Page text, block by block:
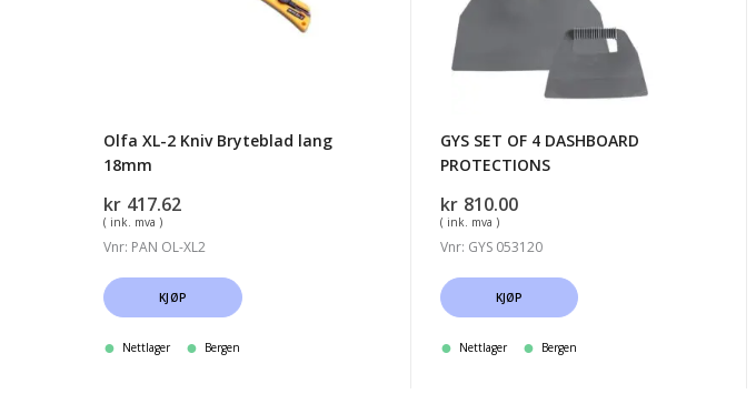
Olfa XL-2 Kniv Bryteblad lang
18mm
kr 417.62
( ink. mva )
Vnr: PAN OL-XL2
KJØP
Nettlager Bergen
PROTECTIONS
GYS SET OF 4 DASHBOARD
PROTECTIONS
kr 810.00
( ink. mva )
Vnr: GYS 053120
KJØP
Nettlager Bergen